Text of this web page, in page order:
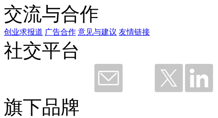
钛粉36699 赞赏了
交流与合作
创业求报道 广告合作 意见与建议 友情链接
社交平台
旗下品牌